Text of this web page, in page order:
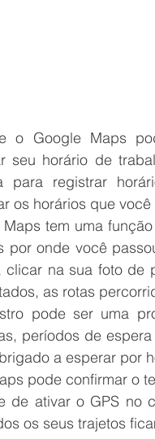
o Google Maps
seu horário de
para registrar
os horários que
tem uma
por onde você
clicar na sua foto de
as rotas
pode ser uma
períodos de
a esperar por
pode confirmar o
de ativar o GPS no
os seus trajetos